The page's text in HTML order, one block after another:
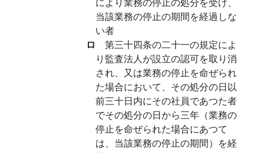
当該業務の停止の期間を経過しな
い者
ロ 第三十四条の二十一の規定によ
り監査法人が設立の認可を取り消
され、又は業務の停止を命ぜられ
た場合において、その処分の日以
前三十日内にその社員であつた者
でその処分の日から三年（業務の
停止を命ぜられた場合にあつて
は、当該業務の停止の期間）を経